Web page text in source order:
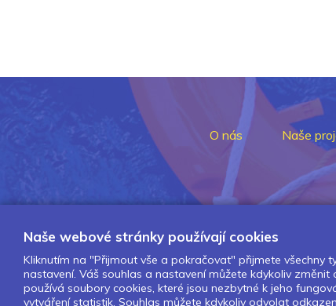
O nás Naše
Naše webové stránky používají cookies
Kliknutím na "Přijmout vše a pokračovat" přijmete všechny
nastavení. Váš souhlas a nastavení můžete kdykoliv
používá soubory cookies, které jsou nezbytné k jeho
vytváření statistik. Souhlas můžete kdykoliv odvolat